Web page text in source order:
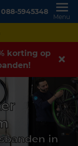
088-5945348
Menu
korting op
in